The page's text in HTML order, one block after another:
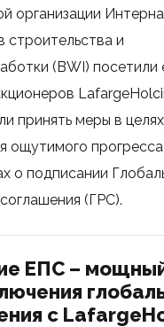
организации
строительства и
(BWI) посетили
принять меры в целях
ощутимого
о подписании
(ГРС).
ЕПС –
с